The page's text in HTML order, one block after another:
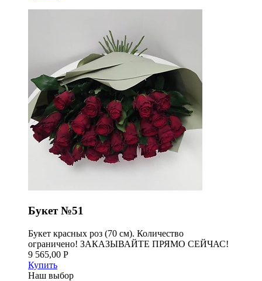
Букет №51
Букет красных роз (70 см). Количество
ограничено! ЗАКАЗЫВАЙТЕ ПРЯМО СЕЙЧАС!
9 565,00 Р
Купить
Наш выбор